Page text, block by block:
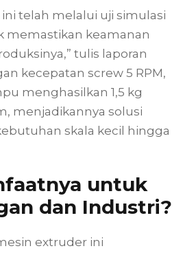
ini telah melalui uji simulasi
memastikan keamanan
tulis laporan
kecepatan screw 5 RPM,
menghasilkan 1,5 kg
menjadikannya solusi
skala kecil hingga
untuk
dan Industri?
extruder ini